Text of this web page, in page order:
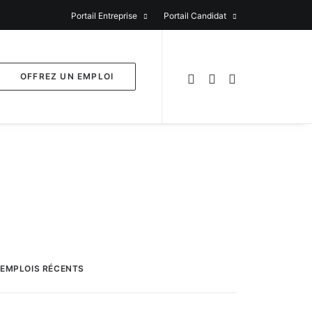
Portail Entreprise Portail Candidat
OFFREZ UN EMPLOI
EMPLOIS RÉCENTS